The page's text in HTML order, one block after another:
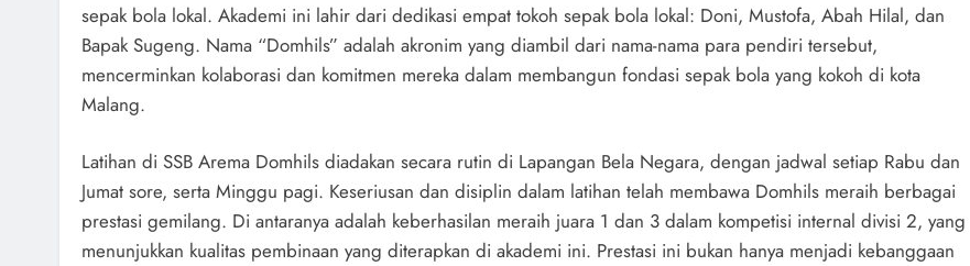
sepak bola lokal. Akademi ini lahir dari dedikasi empat tokoh sepak bola lokal: Doni, Mustofa, Abah Hilal, dan
Bapak Sugeng. Nama “Domhils” adalah akronim yang diambil dari nama-nama para pendiri tersebut,
mencerminkan kolaborasi dan komitmen mereka dalam membangun fondasi sepak bola yang kokoh di kota
Malang.
Latihan di SSB Arema Domhils diadakan secara rutin di Lapangan Bela Negara, dengan jadwal setiap Rabu dan
Jumat sore, serta Minggu pagi. Keseriusan dan disiplin dalam latihan telah membawa Domhils meraih berbagai
prestasi gemilang. Di antaranya adalah keberhasilan meraih juara 1 dan 3 dalam kompetisi internal divisi 2, yang
menunjukkan kualitas pembinaan yang diterapkan di akademi ini. Prestasi ini bukan hanya menjadi kebanggaan